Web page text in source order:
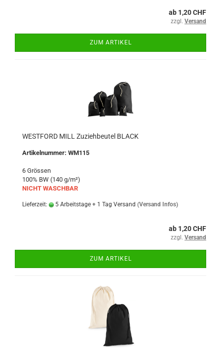
ab 1,20 CHF
zzgl. Versand
ZUM ARTIKEL
WESTFORD MILL Zuziehbeutel BLACK
Artikelnummer: WM115
6 Grössen
100% BW (140 g/m²)
NICHT WASCHBAR
Lieferzeit: 5 Arbeitstage + 1 Tag Versand (Versand Infos)
ab 1,20 CHF
zzgl. Versand
ZUM ARTIKEL